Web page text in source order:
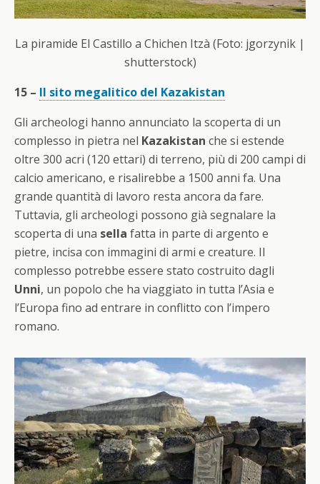
La piramide El Castillo a Chichen Itzà (Foto: jgorzynik |
shutterstock)
15 – Il sito megalitico del Kazakistan
Gli archeologi hanno annunciato la scoperta di un
complesso in pietra nel Kazakistan che si estende
oltre 300 acri (120 ettari) di terreno, più di 200 campi di
calcio americano, e risalirebbe a 1500 anni fa. Una
grande quantità di lavoro resta ancora da fare.
Tuttavia, gli archeologi possono già segnalare la
scoperta di una sella fatta in parte di argento e
pietre, incisa con immagini di armi e creature. Il
complesso potrebbe essere stato costruito dagli
Unni, un popolo che ha viaggiato in tutta l’Asia e
l’Europa fino ad entrare in conflitto con l’impero
romano.